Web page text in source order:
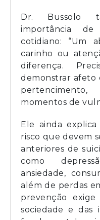
Dr. Bussolo
importância
cotidiano: “Um
carinho ou
diferença.
demonstrar afeto
momentos de
Ele ainda
risco que devem
anteriores de
como
ansiedade,
além de perdas
prevenção
sociedade e das